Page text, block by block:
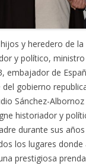
y heredero de la
y político, ministro
embajador de
del gobierno
Sánchez-
historiador y
durante sus
los lugares donde
prestigiosa